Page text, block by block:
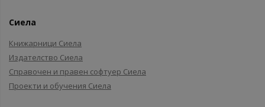
Сиела
Книжарници Сиела
Издателство Сиела
Справочен и правен софтуер Сиела
Проекти и обучения Сиела